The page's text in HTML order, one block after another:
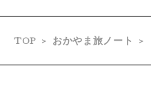
TOP おかやま旅ノート